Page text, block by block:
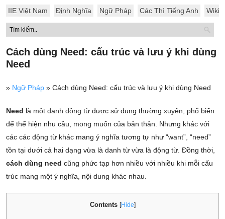
IIE Việt Nam Định Nghĩa Ngữ Pháp Các Thì Tiếng Anh Wiki
Cách dùng Need: cấu trúc và lưu ý khi dùng
Need
» Ngữ Pháp » Cách dùng Need: cấu trúc và lưu ý khi dùng Need
Need là một danh động từ được sử dụng thường xuyên, phổ biến
để thể hiện nhu cầu, mong muốn của bản thân. Nhưng khác với
các các động từ khác mang ý nghĩa tương tự như “want”, “need”
tồn tại dưới cả hai dạng vừa là danh từ vừa là động từ. Đồng thời,
cách dùng need cũng phức tạp hơn nhiều với nhiều khi mỗi cấu
trúc mang một ý nghĩa, nội dung khác nhau.
Contents [Hide]